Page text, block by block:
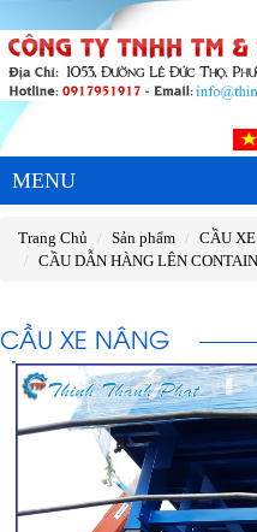
MENU
Trang Chủ Sản phẩm CẦU
CẦU DẪN HÀNG LÊN
CẦU XE NÂNG